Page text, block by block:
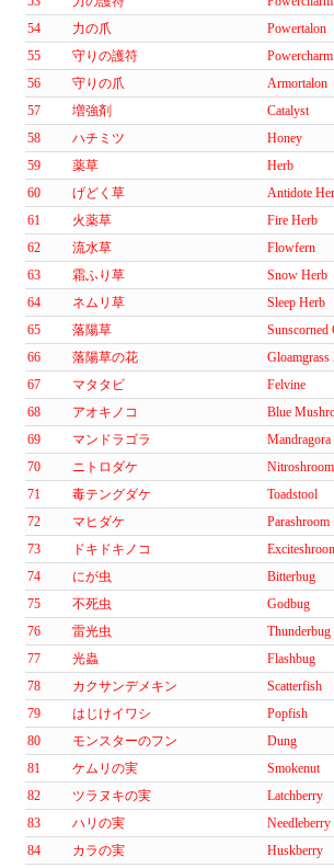
54
力の爪
Powertalon
55
守りの護符
Powercharm
56
守りの爪
Armortalon
57
増強剤
Catalyst
58
ハチミツ
Honey
59
薬草
Herb
60
げどく草
Antidote
61
火薬草
Fire Herb
62
流水草
Flowfern
63
霜ふり草
Snow Herb
64
ネムリ草
Sleep Herb
65
落陽草
Sunscorned
66
落陽草の花
Gloamgrass
67
マタタビ
Felvine
68
アオキノコ
Blue
69
マンドラゴラ
Mandragora
70
ニトロダケ
Nitroshroom
71
毒テングダケ
Toadstool
72
マヒダケ
Parashroom
73
ドキドキノコ
74
にが虫
Bitterbug
75
不死虫
Godbug
76
雷光虫
Thunderbug
77
光蟲
Flashbug
78
カクサンデメキン
Scatterfish
79
はじけイワシ
Popfish
80
モンスターのフン
Dung
81
ケムリの実
Smokenut
82
ツラヌキの実
Latchberry
83
ハリの実
Needleberry
84
カラの実
Huskberry